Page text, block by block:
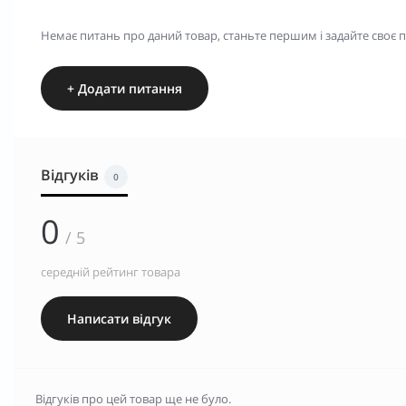
Немає питань про даний товар, станьте першим і задайте своє
+ Додати питання
Відгуків 0
0 / 5
середній рейтинг товара
Написати відгук
Відгуків про цей товар ще не було.